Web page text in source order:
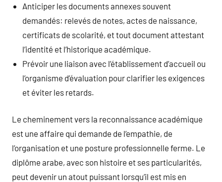
Anticiper les documents annexes souvent
demandés: relevés de notes, actes de naissance,
certificats de scolarité, et tout document attestant
l’identité et l’historique académique.
Prévoir une liaison avec l’établissement d’accueil ou
l’organisme d’évaluation pour clarifier les exigences
et éviter les retards.
Le cheminement vers la reconnaissance académique
est une affaire qui demande de l’empathie, de
l’organisation et une posture professionnelle ferme. Le
diplôme arabe, avec son histoire et ses particularités,
peut devenir un atout puissant lorsqu’il est mis en